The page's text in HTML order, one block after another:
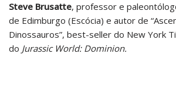
Steve Brusatte, professor e
de Edimburgo (Escócia) e autor de
Dinossauros”, best-seller do New York
do Jurassic World: Dominion.